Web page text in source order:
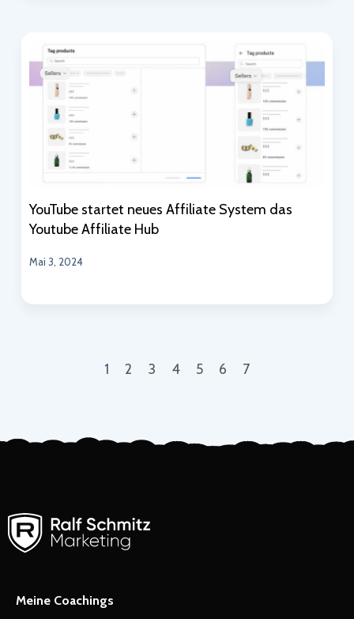
YouTube startet neues Affiliate System das
Youtube Affiliate Hub
Mai 3, 2024
1 2 3 4 5 6 7
Meine Coachings